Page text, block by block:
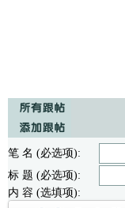
笔 名 (必选项):
标 题 (必选项):
内 容 (选填项):